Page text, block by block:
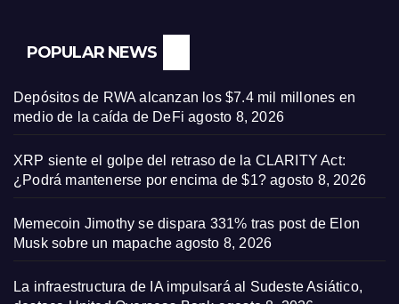
POPULAR NEWS
Depósitos de RWA alcanzan los $7.4 mil millones en
medio de la caída de DeFi agosto 8, 2026
XRP siente el golpe del retraso de la CLARITY Act:
¿Podrá mantenerse por encima de $1? agosto 8, 2026
Memecoin Jimothy se dispara 331% tras post de Elon
Musk sobre un mapache agosto 8, 2026
La infraestructura de IA impulsará al Sudeste Asiático,